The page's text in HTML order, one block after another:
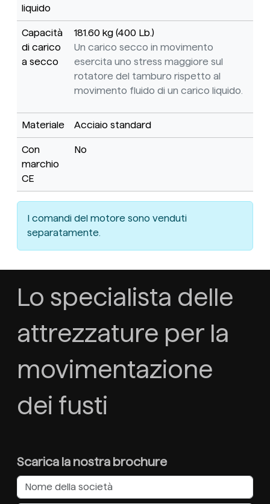
liquido
Capacità
di carico
a secco
181.60 kg (400 Lb.)
Un carico secco in movimento
esercita uno stress maggiore sul
rotatore del tamburo rispetto al
movimento fluido di un carico liquido.
Materiale Acciaio standard
Con
marchio
CE
No
I comandi del motore sono venduti
separatamente.
Lo specialista delle
attrezzature per la
movimentazione
dei fusti
Scarica la nostra brochure